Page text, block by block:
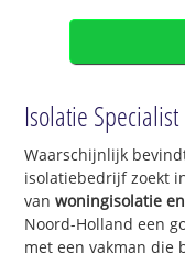
Isolatie
Waarschijnlijk
isolatiebedrijf zoekt
vanwoningisolatie
Noord-Holland een
met een vakman die